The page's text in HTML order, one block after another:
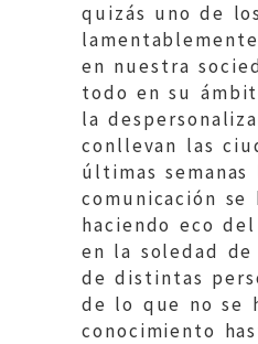
quizás uno de
en nuestra
todo en su
la
conllevan las
últimas
comunicación se
haciendo eco
en la soledad
de distintas
de lo que no se
conocimiento